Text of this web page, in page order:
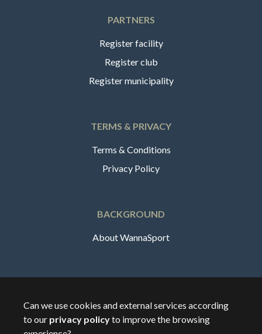
PARTNERS
Register facility
Register club
Register municipality
TERMS & PRIVACY
Terms & Conditions
Privacy Policy
BACKGROUND
About WannaSport
🇸🇪Sverige
Can we use cookies and external services according
to our privacy policyto improve the browsing